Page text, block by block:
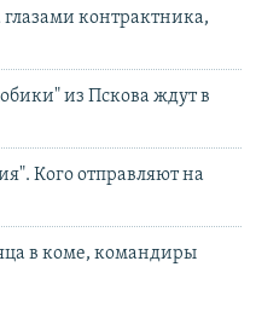
контрактника,
из Пскова ждут в
Кого отправляют на
в коме, командиры